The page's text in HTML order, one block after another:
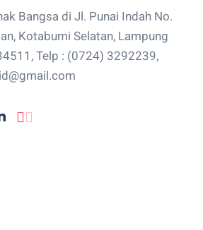
Bangsa di Jl. Punai Indah No.
Kotabumi Selatan, Lampung
Telp : (0724) 3292239,